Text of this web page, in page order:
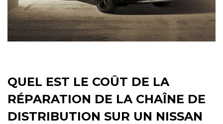
QUEL EST LE COÛT DE LA
RÉPARATION DE LA CHAÎNE DE
DISTRIBUTION SUR UN NISSAN